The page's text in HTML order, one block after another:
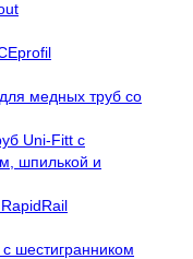
медных труб со
Uni-Fitt с
шпилькой и
шестигранником